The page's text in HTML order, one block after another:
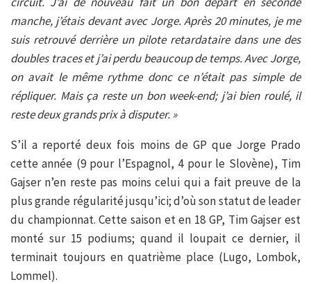
manche, j’étais devant avec Jorge. Après 20 minutes, je me
suis retrouvé derrière un pilote retardataire dans une des
doubles traces et j’ai perdu beaucoup de temps. Avec Jorge,
on avait le même rythme donc ce n’était pas simple de
répliquer. Mais ça reste un bon week-end; j’ai bien roulé, il
reste deux grands prix à disputer. »
S’il a reporté deux fois moins de GP que Jorge Prado
cette année (9 pour l’Espagnol, 4 pour le Slovène), Tim
Gajser n’en reste pas moins celui qui a fait preuve de la
plus grande régularité jusqu’ici; d’où son statut de leader
du championnat. Cette saison et en 18 GP, Tim Gajser est
monté sur 15 podiums; quand il loupait ce dernier, il
terminait toujours en quatrième place (Lugo, Lombok,
Lommel).